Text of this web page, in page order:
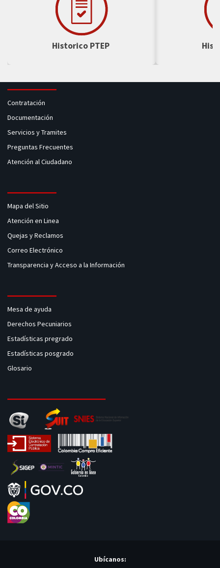
Historico PTEP
Contratación
Documentación
Servicios y Tramites
Preguntas Frecuentes
Atención al Ciudadano
Mapa del Sitio
Atención en Linea
Quejas y Reclamos
Correo Electrónico
Transparencia y Acceso a la Información
Mesa de ayuda
Derechos Pecuniarios
Estadísticas pregrado
Estadísticas posgrado
Glosario
Ubícanos: